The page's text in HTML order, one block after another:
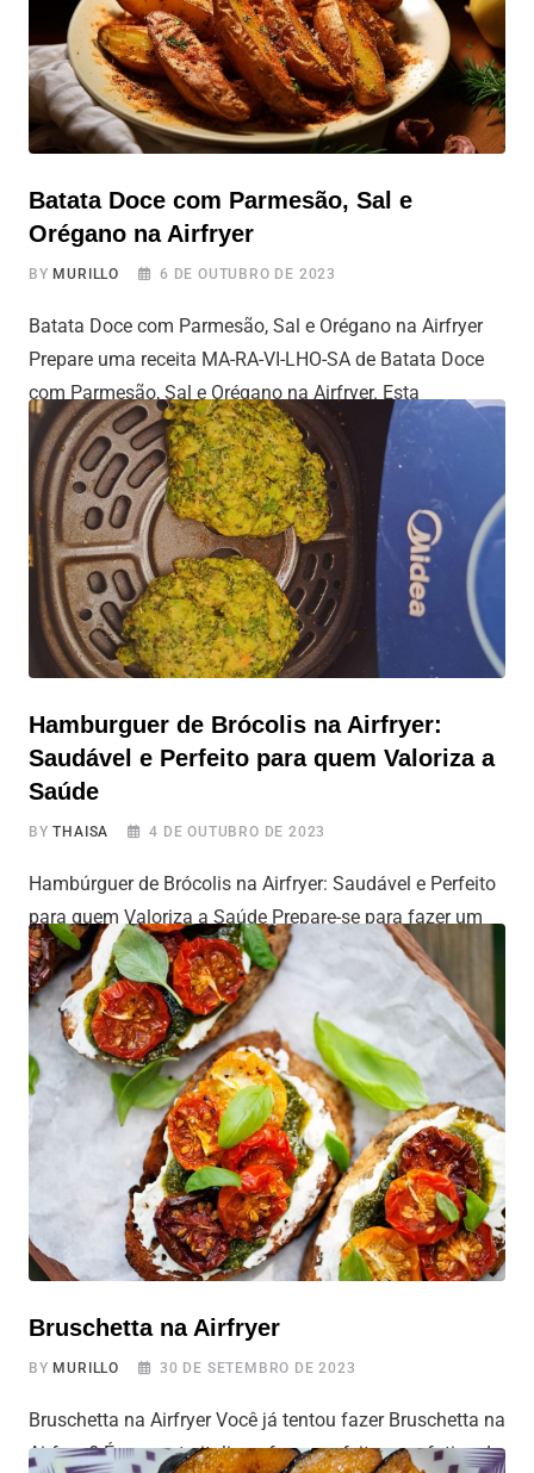
Batata Doce com Parmesão, Sal e
Orégano na Airfryer
BYMURILLO 6 DE OUTUBRO DE 2023
Batata Doce com Parmesão, Sal e Orégano na Airfryer
Prepare uma receita MA-RA-VI-LHO-SA de Batata Doce
com Parmesão, Sal e Orégano na Airfryer. Esta
combinação simples de ingredientes que geralmente
temos em casa, pode oferece um sabor surpreendente e
é muito fácil de fazer na Airfryer. Uma opção deliciosa
para petiscos ou acompanhamentos rápidos e
Hamburguer de Brócolis na Airfryer:
Saudável e Perfeito para quem Valoriza a
Saúde
BYTHAISA 4 DE OUTUBRO DE 2023
Hambúrguer de Brócolis na Airfryer: Saudável e Perfeito
para quem Valoriza a Saúde Prepare-se para fazer um
hambúrguer inspirado no incrível Hulk, o Hambúrguer de
Brócolis na Air Fryer, uma receita versátil que se adapta
a todos os gostos e preferências. Este hambúrguer, além
de ser uma excelente opção para vegetarianos e
veganos, é também
Bruschetta na Airfryer
BY MURILLO 30 DE SETEMBRO DE 2023
Bruschetta na Airfryer Você já tentou fazer Bruschetta na
Airfryer? É um prato italiano famoso, feito com fatias de